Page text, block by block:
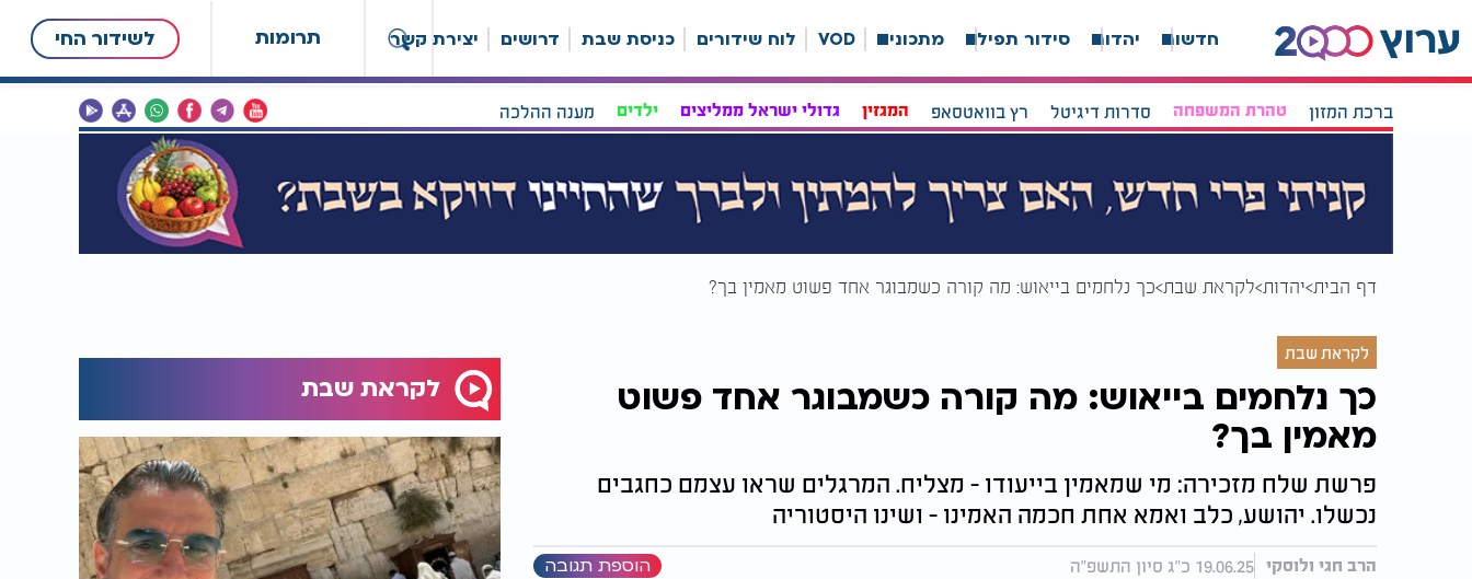
תרומות לשידור החי חדשות יהדות סידור תפילה מתכונים VOD לוח שידורים כניסת שבת דרושים יצירת קשר
ברכת המזון טהרת המשפחה סדרות דיגיטל רץ בוואטסאפ המגזין גדולי ישראל ממליצים ילדים מענה ההלכה
דף הבית יהדות לקראת שבת כך נלחמים בייאוש: מה קורה כשמבוגר אחד פשוט מאמין בך?
לקראת שבת
כך נלחמים בייאוש: מה קורה כשמבוגר אחד פשוט
מאמין בך?
פרשת שלח מזכירה: מי שמאמין בייעודו - מצליח. המרגלים שראו עצמם כחגבים
נכשלו. יהושע, כלב ואמא אחת חכמה האמינו - ושינו היסטוריה
הרב חגי ולוסקי 19.06.25 כ"ג סיון התשפ"ה הוספת תגובה
לקראת שבת